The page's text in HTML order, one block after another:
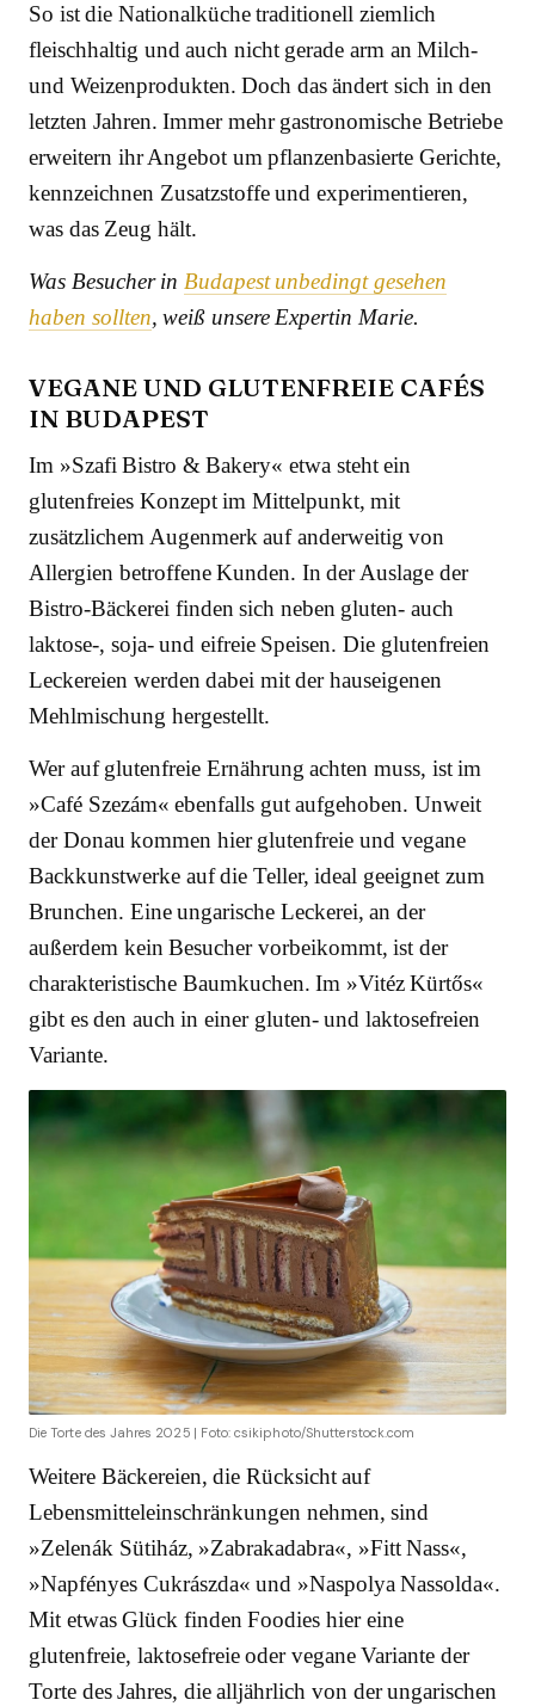
So ist die Nationalküche traditionell ziemlich
fleischhaltig und auch nicht gerade arm an Milch-
und Weizenprodukten. Doch das ändert sich in den
letzten Jahren. Immer mehr gastronomische Betriebe
erweitern ihr Angebot um pflanzenbasierte Gerichte,
kennzeichnen Zusatzstoffe und experimentieren,
was das Zeug hält.
Was Besucher in Budapest unbedingt gesehen
haben sollten, weiß unsere Expertin Marie.
VEGANE UND GLUTENFREIE CAFÉS
IN BUDAPEST
Im »Szafi Bistro & Bakery« etwa steht ein
glutenfreies Konzept im Mittelpunkt, mit
zusätzlichem Augenmerk auf anderweitig von
Allergien betroffene Kunden. In der Auslage der
Bistro-Bäckerei finden sich neben gluten- auch
laktose-, soja- und eifreie Speisen. Die glutenfreien
Leckereien werden dabei mit der hauseigenen
Mehlmischung hergestellt.
Wer auf glutenfreie Ernährung achten muss, ist im
»Café Szezám« ebenfalls gut aufgehoben. Unweit
der Donau kommen hier glutenfreie und vegane
Backkunstwerke auf die Teller, ideal geeignet zum
Brunchen. Eine ungarische Leckerei, an der
außerdem kein Besucher vorbeikommt, ist der
charakteristische Baumkuchen. Im »Vitéz Kürtős«
gibt es den auch in einer gluten- und laktosefreien
Variante.
Die Torte des Jahres 2025 | Foto: csikiphoto/Shutterstock.com
Weitere Bäckereien, die Rücksicht auf
Lebensmitteleinschränkungen nehmen, sind
»Zelenák Sütiház, »Zabrakadabra«, »Fitt Nass«,
»Napfényes Cukrászda« und »Naspolya Nassolda«.
Mit etwas Glück finden Foodies hier eine
glutenfreie, laktosefreie oder vegane Variante der
Torte des Jahres, die alljährlich von der ungarischen